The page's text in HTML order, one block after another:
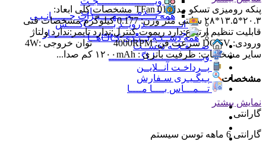
خـــدمـــــــــــــــات
همه تــــــــجـــهــــیـزات جــــــانـبـی
انــــــــــــدرویــد بـــــــــاکــــس
جــــــــــــــعـــــــبـه بــــــــــــــــاز
همه دســتـه بــنـدی کـالـاهــا
صــــفـحـه نخســت
وبــــــــــــــــلـاگـــــــــــ
پــرداخـت آنــلایــن
پـیگـیـری سـفارش
تـــمـــاس بــــا مــــا
پنکه رومیزی تسکو مدل TFan 01 مشخصات کلی ابعاد:
۲۰.۳*۱۳.۵*۲۸ سانتی متر وزن: 0.177 کیلوگرم مشخصات فنی
قابلیت تنظیم ارتفاع:دارد ریموت کنترل:ندارد تایمر:ندارد ولتاژ
ورودی: DC 5V سرعت فن: 4000RPM توان خروجی :4W
سایر مشخصات: ظرفیت باتری : ۱۲۰۰mAh کم صدا...
مشخصات
نمایش بیشتر
گارانتی
گارانتی 6 ماهه توسن سیستم